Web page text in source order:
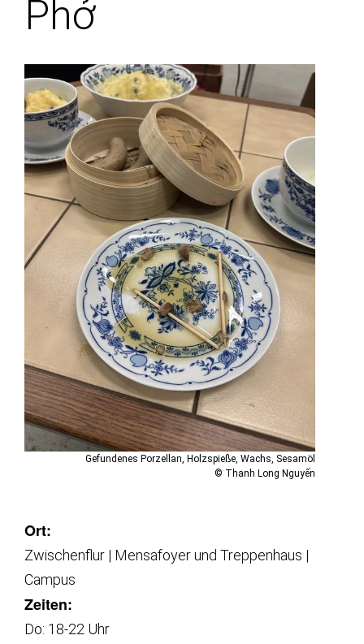
Phở
Gefundenes Porzellan, Holzspieße, Wachs, Sesamöl
© Thanh Long Nguyến
Ort:
Zwischenflur | Mensafoyer und Treppenhaus |
Campus
Zeiten:
Do: 18-22 Uhr